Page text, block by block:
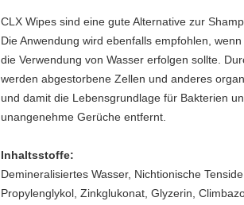
CLX Wipes sind eine gute Alternative zur
Die Anwendung wird ebenfalls empfohlen,
die Verwendung von Wasser erfolgen sollte.
werden abgestorbene Zellen und anderes
und damit die Lebensgrundlage für Bakterien
unangenehme Gerüche entfernt.
Inhaltsstoffe:
Demineralisiertes Wasser, Nichtionische
Propylenglykol, Zinkglukonat, Glyzerin,